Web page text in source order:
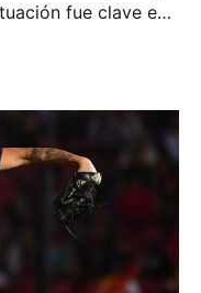
fue clave en
de 2023.